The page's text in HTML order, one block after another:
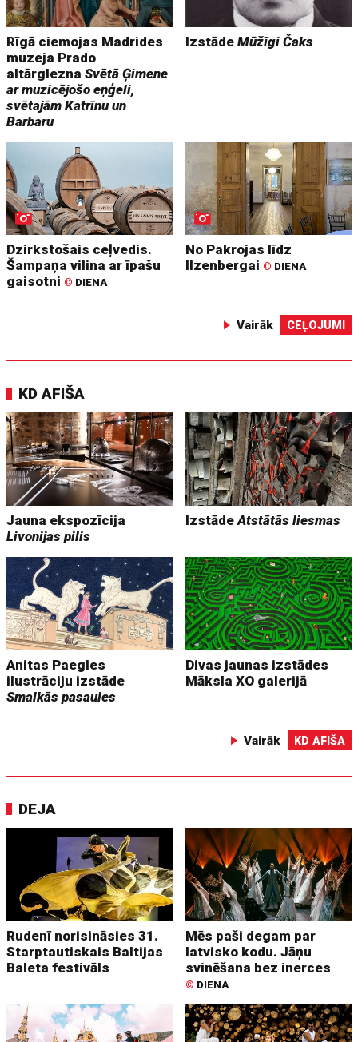
Rīgā ciemojas Madrides
muzeja Prado
altārgleznaSvētā Ģimene
ar muzicējošo eņģeli,
svētajām Katrīnu un
Barbaru
IzstādeMūžīgi Čaks
Dzirkstošais ceļvedis.
Šampaņa vilina ar īpašu
gaisotni © DIENA
No Pakrojas līdz
Ilzenbergai © DIENA
Vairāk CEĻOJUMI
KD AFIŠA
Jauna ekspozīcija
Livonijas pilis
IzstādeAtstātās liesmas
Anitas Paegles
ilustrāciju izstāde
Smalkās pasaules
Divas jaunas izstādes
Māksla XO galerijā
Vairāk KD AFIŠA
DEJA
Rudenī norisināsies 31.
Starptautiskais Baltijas
Baleta festivāls
Mēs paši degam par
latvisko kodu. Jāņu
svinēšana bez inerces
© DIENA